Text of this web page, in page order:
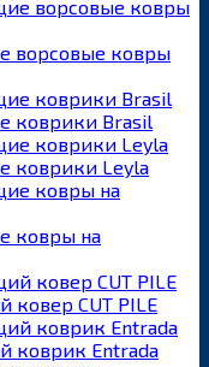
ворсовые ковры
коврики Brasil
коврики Leyla
ковры на
ковер CUT PILE
коврик Entrada